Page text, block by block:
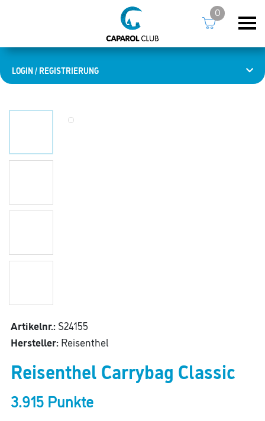
LOGIN / REGISTRIERUNG
0
Artikelnr.: S24155
Hersteller: Reisenthel
Reisenthel Carrybag Classic
3.915 Punkte